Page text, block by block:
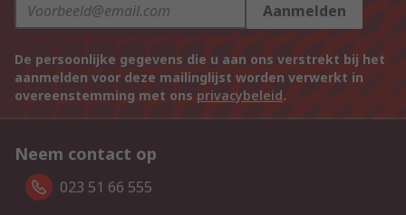
Aanmelden
De persoonlijke gegevens die u aan ons verstrekt bij het
aanmelden voor deze mailinglijst worden verwerkt in
overeenstemming met ons privacybeleid.
Neem contact op
023 51 66 555